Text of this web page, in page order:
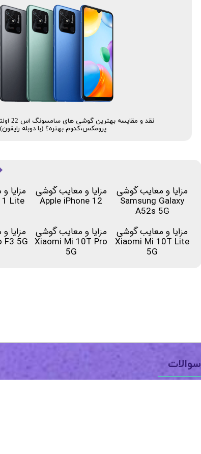
پرومکس،کدوم بهتره؟ (با دوبله رایفون)
مزایا و معایب گوشی
Samsung Galaxy
A52s 5G
مزایا و معایب گوشی
Apple iPhone 12
مزایا
Lite
مزایا و معایب گوشی
Xiaomi Mi 10T Lite
5G
مزایا و معایب گوشی
Xiaomi Mi 10T Pro
5G
مزایا
F3 5G
سوالات